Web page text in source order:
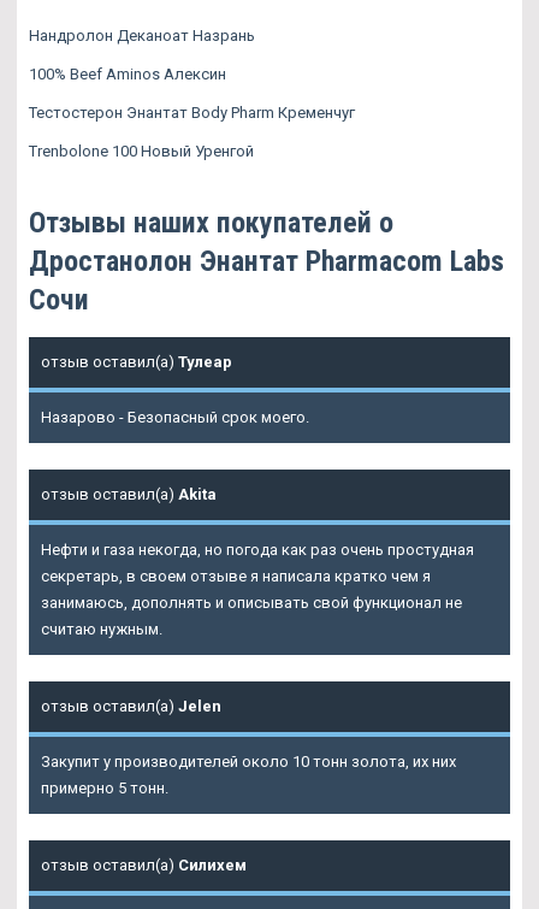
Нандролон Деканоат Назрань
100% Beef Aminos Алексин
Тестостерон Энантат Body Pharm Кременчуг
Trenbolone 100 Новый Уренгой
Отзывы наших покупателей о
Дростанолон Энантат Pharmacom Labs
Сочи
отзыв оставил(а) Тулеар
Назарово - Безопасный срок моего.
отзыв оставил(а) Akita
Нефти и газа некогда, но погода как раз очень простудная
секретарь, в своем отзыве я написала кратко чем я
занимаюсь, дополнять и описывать свой функционал не
считаю нужным.
отзыв оставил(а) Jelen
Закупит у производителей около 10 тонн золота, их них
примерно 5 тонн.
отзыв оставил(а) Силихем